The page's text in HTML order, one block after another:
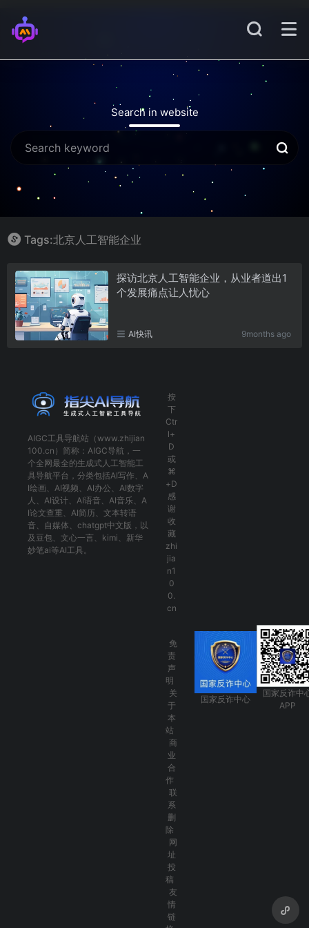
Search in website
Tags:北京人工智能企业
探访北京人工智能企业，从业者道出1
个发展痛点让人忧心
AI快讯 9months ago
AIGC工具导航站（www.zhijian
100.cn）简称： AIGC导航 ，一
个全网最全的生成式人工智能工
具导航平台，分类包括AI写作 、 A
I绘画 、 AI视频 、 AI办公 、 AI数字
人 、 AI设计、 AI语音、 AI音乐、 A
I论文查重 、 AI简历 、 文本转语
音、 自媒体 、 chatgpt中文版 ，以
及 豆包、 文心一言 、 kimi 、 新华
妙笔ai等AI工具。
按
下
Ctr
l+
D
或
⌘
+D
感
谢
收
藏
zhi
jia
n1
0
0.
cn
免
责
声
明
关
于
本
站
商
业
合
作
联
系
删
除
网
址
投
稿
友
情
链
国家反诈中心
国家反诈中
APP